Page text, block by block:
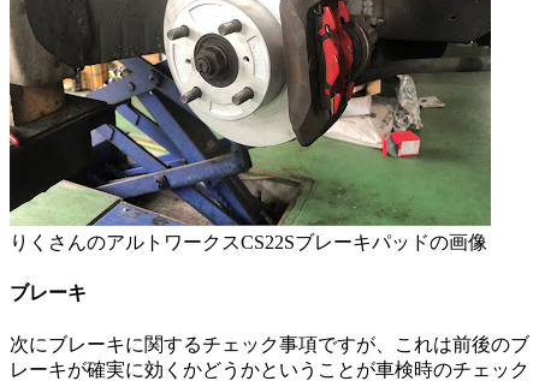
りくさんのアルトワークスCS22Sブレーキパッドの画像
ブレーキ
次にブレーキに関するチェック事項ですが、これは前後のブ
レーキが確実に効くかどうかということが車検時のチェック